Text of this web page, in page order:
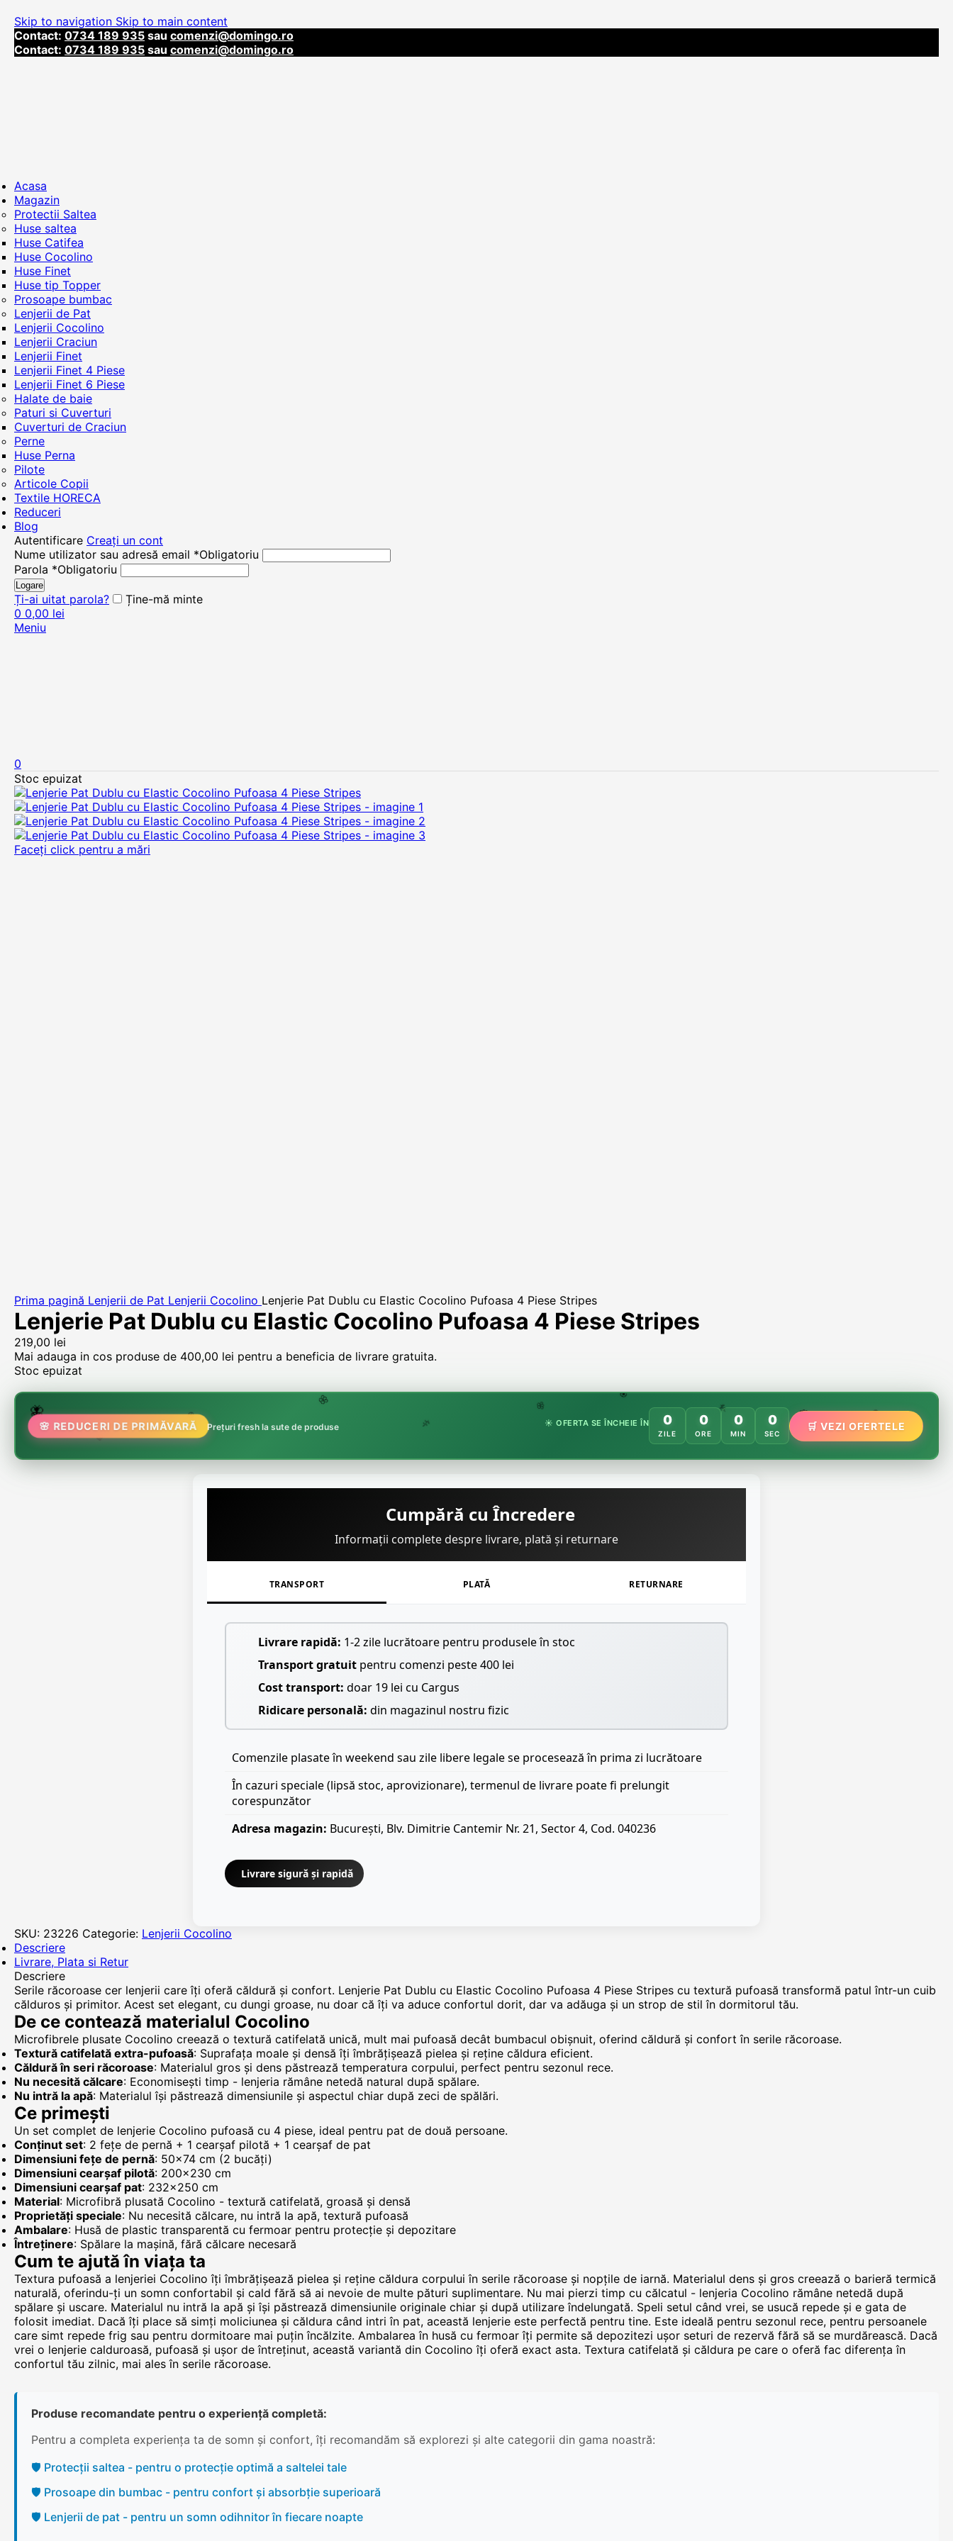
Skip to navigation Skip to main content
Contact: 0734 189 935 sau comenzi@domingo.ro
Contact: 0734 189 935 sau comenzi@domingo.ro
Acasa
Magazin
Protectii Saltea
Huse saltea
Huse Catifea
Huse Cocolino
Huse Finet
Huse tip Topper
Prosoape bumbac
Lenjerii de Pat
Lenjerii Cocolino
Lenjerii Craciun
Lenjerii Finet
Lenjerii Finet 4 Piese
Lenjerii Finet 6 Piese
Halate de baie
Paturi si Cuverturi
Cuverturi de Craciun
Perne
Huse Perna
Pilote
Articole Copii
Textile HORECA
Reduceri
Blog
Autentificare Creați un cont
Nume utilizator sau adresă email *Obligatoriu
Parola *Obligatoriu
Logare
Ți-ai uitat parola?
Ține-mă minte
0 0,00 lei
Meniu
0
Stoc epuizat
Faceți click pentru a mări
Prima pagină Lenjerii de Pat Lenjerii Cocolino Lenjerie Pat Dublu cu Elastic Cocolino Pufoasa 4 Piese Stripes
Lenjerie Pat Dublu cu Elastic Cocolino Pufoasa 4 Piese Stripes
219,00 lei
Mai adauga in cos produse de 400,00 lei pentru a beneficia de livrare gratuita.
Stoc epuizat
🏵️
🌸
🌿
🌸
🏵️
🌷
🦋
🌸 REDUCERI DE PRIMĂVARĂ Prețuri fresh la sute de produse ☀️ OFERTA SE ÎNCHEIE ÎN 0
ZILE
0
ORE
0
MIN
0
SEC
🛒 VEZI OFERTELE
Cumpără cu Încredere
Informații complete despre livrare, plată și returnare
TRANSPORT PLATĂ RETURNARE
Livrare rapidă: 1-2 zile lucrătoare pentru produsele în stoc
Transport gratuit pentru comenzi peste 400 lei
Cost transport: doar 19 lei cu Cargus
Ridicare personală: din magazinul nostru fizic
Comenzile plasate în weekend sau zile libere legale se procesează în prima zi lucrătoare
În cazuri speciale (lipsă stoc, aprovizionare), termenul de livrare poate fi prelungit
corespunzător
Adresa magazin: București, Blv. Dimitrie Cantemir Nr. 21, Sector 4, Cod. 040236
Livrare sigură și rapidă
SKU: 23226 Categorie: Lenjerii Cocolino
Descriere
Livrare, Plata si Retur
Descriere
Serile răcoroase cer lenjerii care îți oferă căldură și confort. Lenjerie Pat Dublu cu Elastic Cocolino Pufoasa 4 Piese Stripes cu textură pufoasă transformă patul într-un cuib
călduros și primitor. Acest set elegant, cu dungi groase, nu doar că îți va aduce confortul dorit, dar va adăuga și un strop de stil în dormitorul tău.
De ce contează materialul Cocolino
Microfibrele plusate Cocolino creează o textură catifelată unică, mult mai pufoasă decât bumbacul obișnuit, oferind căldură și confort în serile răcoroase.
Textură catifelată extra-pufoasă: Suprafața moale și densă îți îmbrățișează pielea și reține căldura eficient.
Căldură în seri răcoroase: Materialul gros și dens păstrează temperatura corpului, perfect pentru sezonul rece.
Nu necesită călcare: Economisești timp - lenjeria rămâne netedă natural după spălare.
Nu intră la apă: Materialul își păstrează dimensiunile și aspectul chiar după zeci de spălări.
Ce primești
Un set complet de lenjerie Cocolino pufoasă cu 4 piese, ideal pentru pat de două persoane.
Conținut set: 2 fețe de pernă + 1 cearșaf pilotă + 1 cearșaf de pat
Dimensiuni fețe de pernă: 50x74 cm (2 bucăți)
Dimensiuni cearșaf pilotă: 200x230 cm
Dimensiuni cearșaf pat: 232x250 cm
Material: Microfibră plusată Cocolino - textură catifelată, groasă și densă
Proprietăți speciale: Nu necesită călcare, nu intră la apă, textură pufoasă
Ambalare: Husă de plastic transparentă cu fermoar pentru protecție și depozitare
Întreținere: Spălare la mașină, fără călcare necesară
Cum te ajută în viața ta
Textura pufoasă a lenjeriei Cocolino îți îmbrățișează pielea și reține căldura corpului în serile răcoroase și nopțile de iarnă. Materialul dens și gros creează o barieră termică
naturală, oferindu-ți un somn confortabil și cald fără să ai nevoie de multe pături suplimentare. Nu mai pierzi timp cu călcatul - lenjeria Cocolino rămâne netedă după
spălare și uscare. Materialul nu intră la apă și își păstrează dimensiunile originale chiar și după utilizare îndelungată. Speli setul când vrei, se usucă repede și e gata de
folosit imediat. Dacă îți place să simți moliciunea și căldura când intri în pat, această lenjerie este perfectă pentru tine. Este ideală pentru sezonul rece, pentru persoanele
care simt repede frig sau pentru dormitoare mai puțin încălzite. Ambalarea în husă cu fermoar îți permite să depozitezi ușor seturi de rezervă fără să se murdărească. Dacă
vrei o lenjerie calduroasă, pufoasă și ușor de întreținut, această variantă din Cocolino îți oferă exact asta. Textura catifelată și căldura pe care o oferă fac diferența în
confortul tău zilnic, mai ales în serile răcoroase.
Produse recomandate pentru o experiență completă:
Pentru a completa experiența ta de somn și confort, îți recomandăm să explorezi și alte categorii din gama noastră:
🛡️ Protecții saltea - pentru o protecție optimă a saltelei tale
🛡️ Prosoape din bumbac - pentru confort și absorbție superioară
🛡️ Lenjerii de pat - pentru un somn odihnitor în fiecare noapte